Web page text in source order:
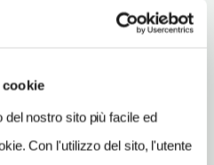
del nostro sito più facile ed
Con l'utilizzo del sito, l'utente